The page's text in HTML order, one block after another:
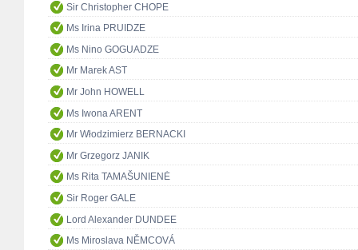
Sir Christopher CHOPE
Ms Irina PRUIDZE
Ms Nino GOGUADZE
Mr Marek AST
Mr John HOWELL
Ms Iwona ARENT
Mr Włodzimierz BERNACKI
Mr Grzegorz JANIK
Ms Rita TAMAŠUNIENĖ
Sir Roger GALE
Lord Alexander DUNDEE
Ms Miroslava NĚMCOVÁ